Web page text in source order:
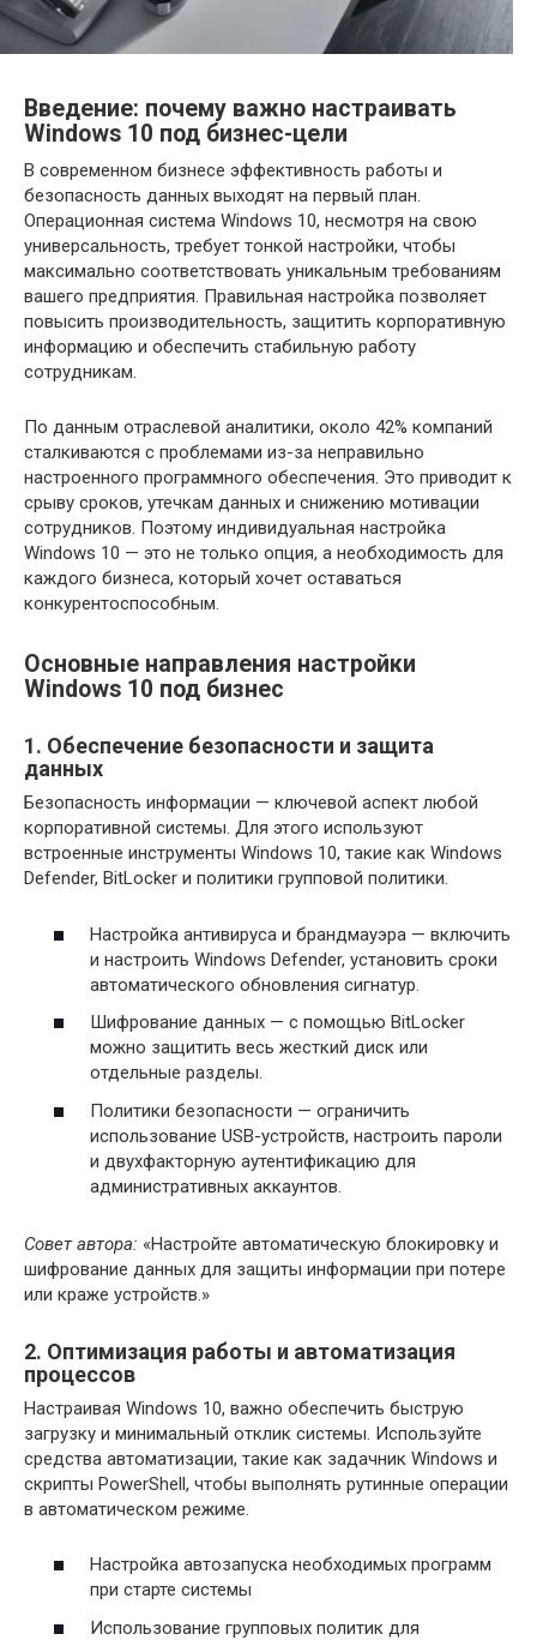
Введение: почему важно настраивать
Windows 10 под бизнес-цели
В современном бизнесе эффективность работы и
безопасность данных выходят на первый план.
Операционная система Windows 10, несмотря на свою
универсальность, требует тонкой настройки, чтобы
максимально соответствовать уникальным требованиям
вашего предприятия. Правильная настройка позволяет
повысить производительность, защитить корпоративную
информацию и обеспечить стабильную работу
сотрудникам.
По данным отраслевой аналитики, около 42% компаний
сталкиваются с проблемами из-за неправильно
настроенного программного обеспечения. Это приводит к
срыву сроков, утечкам данных и снижению мотивации
сотрудников. Поэтому индивидуальная настройка
Windows 10 — это не только опция, а необходимость для
каждого бизнеса, который хочет оставаться
конкурентоспособным.
Основные направления настройки
Windows 10 под бизнес
1. Обеспечение безопасности и защита
данных
Безопасность информации — ключевой аспект любой
корпоративной системы. Для этого используют
встроенные инструменты Windows 10, такие как Windows
Defender, BitLocker и политики групповой политики.
Настройка антивируса и брандмауэра — включить
и настроить Windows Defender, установить сроки
автоматического обновления сигнатур.
Шифрование данных — с помощью BitLocker
можно защитить весь жесткий диск или
отдельные разделы.
Политики безопасности — ограничить
использование USB-устройств, настроить пароли
и двухфакторную аутентификацию для
административных аккаунтов.
Совет автора: «Настройте автоматическую блокировку и
шифрование данных для защиты информации при потере
или краже устройств.»
2. Оптимизация работы и автоматизация
процессов
Настраивая Windows 10, важно обеспечить быструю
загрузку и минимальный отклик системы. Используйте
средства автоматизации, такие как задачник Windows и
скрипты PowerShell, чтобы выполнять рутинные операции
в автоматическом режиме.
Настройка автозапуска необходимых программ
при старте системы
Использование групповых политик для